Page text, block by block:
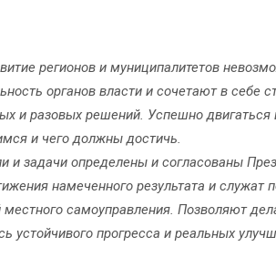
регионов и муниципалитетов
органов власти и сочетают в себе
и разовых решений. Успешно
и чего должны достичь.
и задачи определены и согласованы
намеченного результата и служат
самоуправления. Позволяют
устойчивого прогресса и реальных